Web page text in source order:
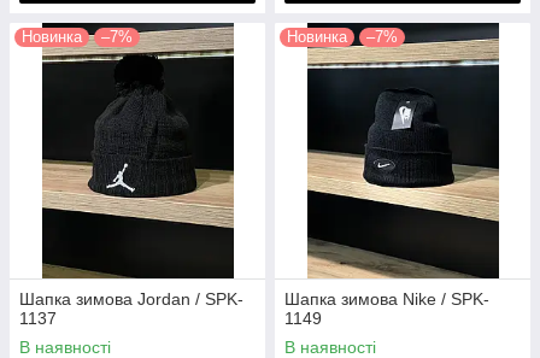
Новинка –7%
Шапка зимова Jordan / SPK-
1137
В наявності
Новинка –7%
Шапка зимова Nike / SPK-
1149
В наявності